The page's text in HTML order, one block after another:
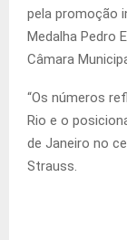
pela promoção
Medalha Pedro
Câmara
“Os números
Rio e o
de Janeiro no
Strauss.